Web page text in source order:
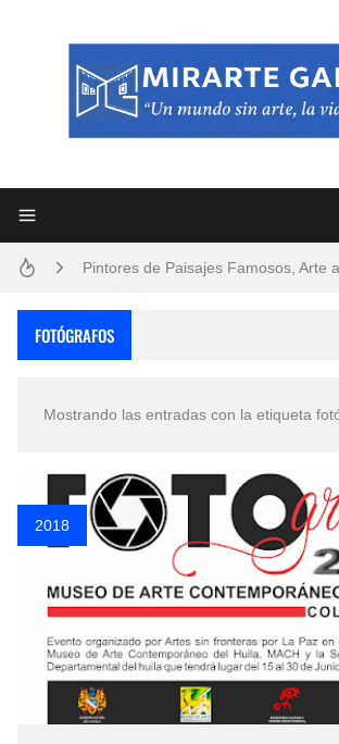
Pintores de Paisajes Famosos, Arte
San Valentín Dibujos a Lápiz del 14
Que significan los cuadros de
El mundo del arte en pintura
FOTÓGRAFOS
Mostrando las entradas con la etiqueta
2018